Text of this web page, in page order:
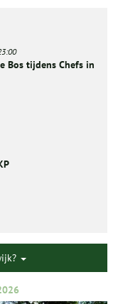
Bos tijdens Chefs in